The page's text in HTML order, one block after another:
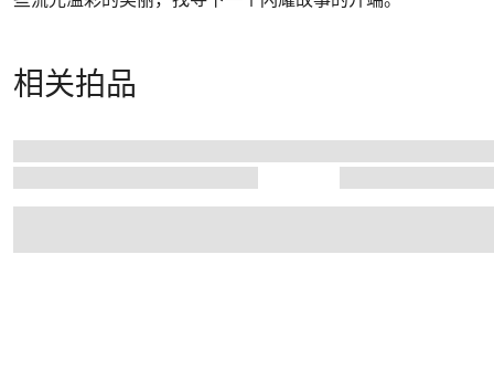
相关拍品